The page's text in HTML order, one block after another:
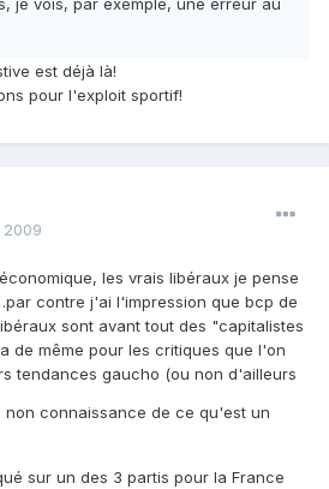
je vois, par exemple, une erreur au
est déjà là!
pour l'exploit sportif!
2009
les vrais libéraux je pense
contre j'ai l'impression que bcp de
sont avant tout des "capitalistes
de même pour les critiques que l'on
tendances gaucho (ou non d'ailleurs
non connaissance de ce qu'est un
sur un des 3 partis pour la France